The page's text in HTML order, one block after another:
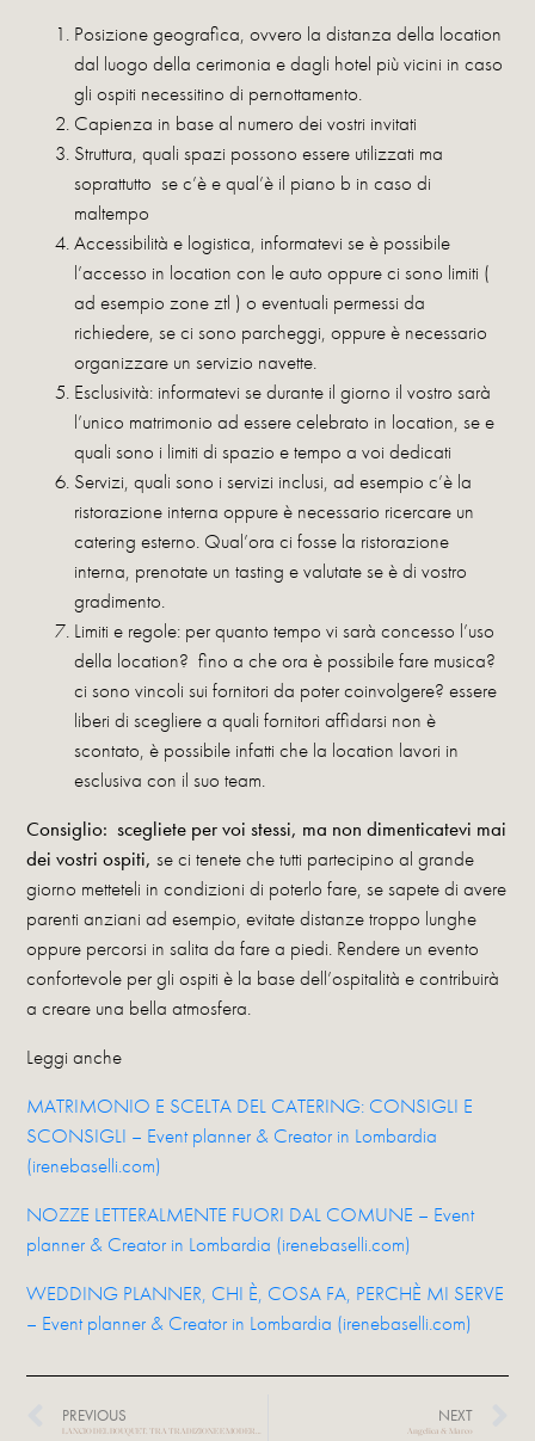
Posizione geografica, ovvero la distanza della location
dal luogo della cerimonia e dagli hotel più vicini in caso
gli ospiti necessitino di pernottamento.
Capienza in base al numero dei vostri invitati
Struttura, quali spazi possono essere utilizzati ma
soprattutto se c’è e qual’è il piano b in caso di
maltempo
Accessibilità e logistica, informatevi se è possibile
l’accesso in location con le auto oppure ci sono limiti (
ad esempio zone ztl ) o eventuali permessi da
richiedere, se ci sono parcheggi, oppure è necessario
organizzare un servizio navette.
Esclusività: informatevi se durante il giorno il vostro sarà
l’unico matrimonio ad essere celebrato in location, se e
quali sono i limiti di spazio e tempo a voi dedicati
Servizi, quali sono i servizi inclusi, ad esempio c’è la
ristorazione interna oppure è necessario ricercare un
catering esterno. Qual’ora ci fosse la ristorazione
interna, prenotate un tasting e valutate se è di vostro
gradimento.
Limiti e regole: per quanto tempo vi sarà concesso l’uso
della location? fino a che ora è possibile fare musica?
ci sono vincoli sui fornitori da poter coinvolgere? essere
liberi di scegliere a quali fornitori affidarsi non è
scontato, è possibile infatti che la location lavori in
esclusiva con il suo team.
Consiglio: scegliete per voi stessi, ma non dimenticatevi mai
dei vostri ospiti, se ci tenete che tutti partecipino al grande
giorno metteteli in condizioni di poterlo fare, se sapete di avere
parenti anziani ad esempio, evitate distanze troppo lunghe
oppure percorsi in salita da fare a piedi. Rendere un evento
confortevole per gli ospiti è la base dell’ospitalità e contribuirà
a creare una bella atmosfera.
Leggi anche
MATRIMONIO E SCELTA DEL CATERING: CONSIGLI E
SCONSIGLI – Event planner & Creator in Lombardia
(irenebaselli.com)
NOZZE LETTERALMENTE FUORI DAL COMUNE – Event
planner & Creator in Lombardia (irenebaselli.com)
WEDDING PLANNER, CHI È, COSA FA, PERCHÈ MI SERVE
– Event planner & Creator in Lombardia (irenebaselli.com)
PREVIOUS
LANCIO DEL BOUQUET, TRA TRADIZIONE E MODERNITA’
NEXT
Angelica & Marco